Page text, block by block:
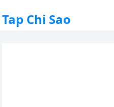
Tap Chi Sao